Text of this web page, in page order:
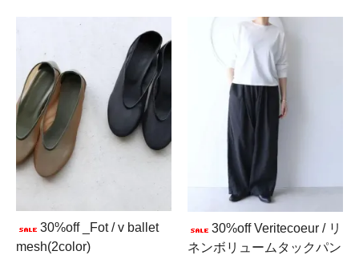
30%off _Fot / v ballet
mesh(2color)
30%off Veritecoeur / リ
ネンボリュームタックパン